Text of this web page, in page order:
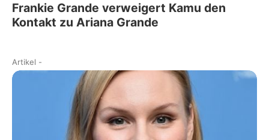
Frankie Grande verweigert Kamu den
Kontakt zu Ariana Grande
Artikel -